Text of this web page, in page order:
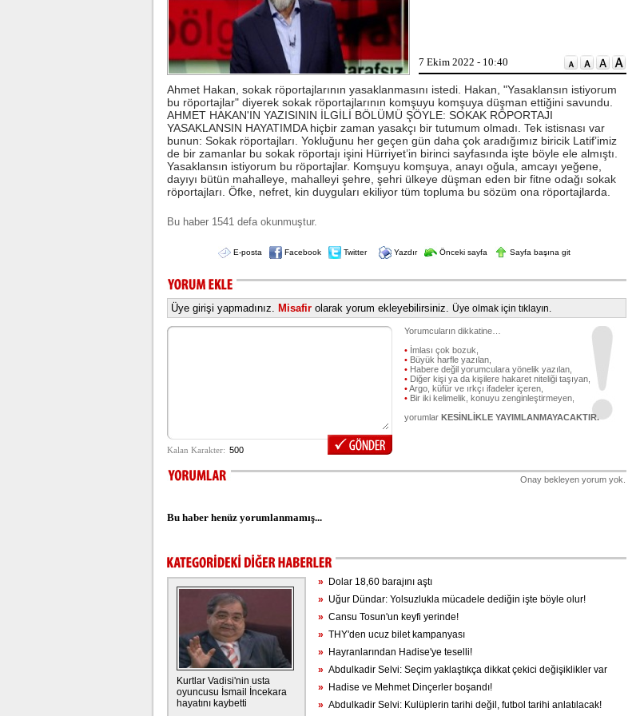
7 Ekim 2022 - 10:40
Ahmet Hakan, sokak röportajlarının yasaklanmasını istedi. Hakan, "Yasaklansın istiyorum
bu röportajlar" diyerek sokak röportajlarının komşuyu komşuya düşman ettiğini savundu.
AHMET HAKAN'IN YAZISININ İLGİLİ BÖLÜMÜ ŞÖYLE: SOKAK RÖPORTAJI
YASAKLANSIN HAYATIMDA hiçbir zaman yasakçı bir tutumum olmadı. Tek istisnası var
bunun: Sokak röportajları. Yokluğunu her geçen gün daha çok aradığımız biricik Latif’imiz
de bir zamanlar bu sokak röportajı işini Hürriyet’in birinci sayfasında işte böyle ele almıştı.
Yasaklansın istiyorum bu röportajlar. Komşuyu komşuya, anayı oğula, amcayı yeğene,
dayıyı bütün mahalleye, mahalleyi şehre, şehri ülkeye düşman eden bir fitne odağı sokak
röportajları. Öfke, nefret, kin duyguları ekiliyor tüm topluma bu sözüm ona röportajlarda.
Bu haber 1541 defa okunmuştur.
E-posta Facebook Twitter Yazdır Önceki sayfa Sayfa başına git
Üye girişi yapmadınız. Misafir olarak yorum ekleyebilirsiniz. Üye olmak için tıklayın.
Yorumcuların dikkatine…
• İmlası çok bozuk,
• Büyük harfle yazılan,
• Habere değil yorumculara yönelik yazılan,
• Diğer kişi ya da kişilere hakaret niteliği taşıyan,
•Argo, küfür ve ırkçı ifadeler içeren,
• Bir iki kelimelik, konuyu zenginleştirmeyen,
yorumlar KESİNLİKLE YAYIMLANMAYACAKTIR.
Onay bekleyen yorum yok.
Bu haber henüz yorumlanmamış...
Kurtlar Vadisi'nin usta
oyuncusu İsmail İncekara
hayatını kaybetti
» Dolar 18,60 barajını aştı
» Uğur Dündar: Yolsuzlukla mücadele dediğin işte böyle olur!
» Cansu Tosun'un keyfi yerinde!
» THY'den ucuz bilet kampanyası
» Hayranlarından Hadise'ye teselli!
» Abdulkadir Selvi: Seçim yaklaştıkça dikkat çekici değişiklikler var
» Hadise ve Mehmet Dinçerler boşandı!
» Abdulkadir Selvi: Kulüplerin tarihi değil, futbol tarihi anlatılacak!
Tarım ve Orman Bakanlığı, gıda
ürünlerinde taklit ve tağşiş yapan
markaları ifşalamaya devam ediyor.
...
Beşiktaş'ta şok sakatlık
Beşiktaş Kulübü, futbolculardan
Wilfred Ndidi'nin ayak bileğinde
ligaman yaralanması tespit edildiğini
duyurdu.